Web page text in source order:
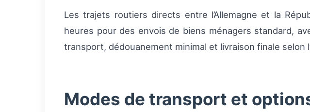
Les trajets routiers directs entre l’Allemagne et la
heures pour des envois de biens ménagers standard,
transport, dédouanement minimal et livraison finale selon
Modes de transport et